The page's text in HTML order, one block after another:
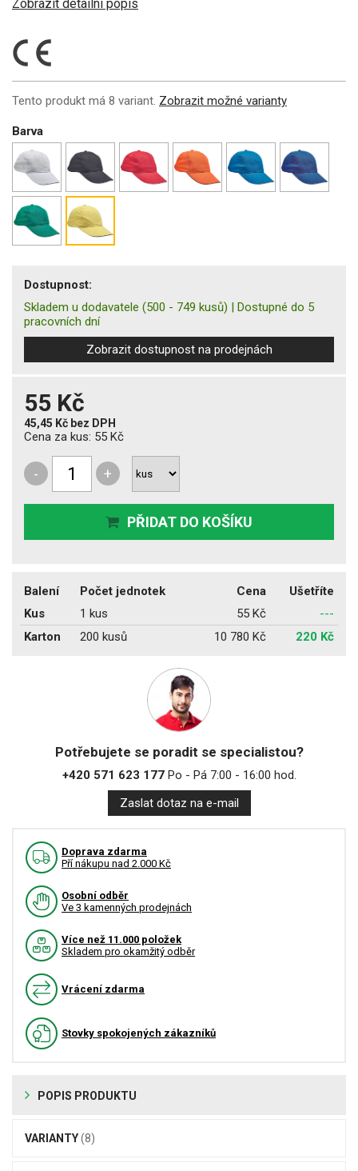
Zobrazit detailní popis
Tento produkt má 8 variant. Zobrazit možné varianty
Barva
Dostupnost:
Skladem u dodavatele (500 - 749 kusů) | Dostupné do 5
pracovních dní
Zobrazit dostupnost na prodejnách
55 Kč
45,45 Kč bez DPH
Cena za kus: 55 Kč
- +
PŘIDAT DO KOŠÍKU
Balení Počet jednotek Cena
Ušetříte
Kus
1 kus 55 Kč
---
Karton
200 kusů 10 780 Kč 220 Kč
Potřebujete se poradit se specialistou?
+420 571 623 177Po - Pá 7:00 - 16:00 hod.
Zaslat dotaz na e-mail
Doprava zdarma
Pří nákupu nad 2.000 Kč
Osobní odběr
Ve 3 kamenných prodejnách
Více než 11.000 položek
Skladem pro okamžitý odběr
Vrácení zdarma
Stovky spokojených zákazníků
POPIS PRODUKTU
VARIANTY(8)